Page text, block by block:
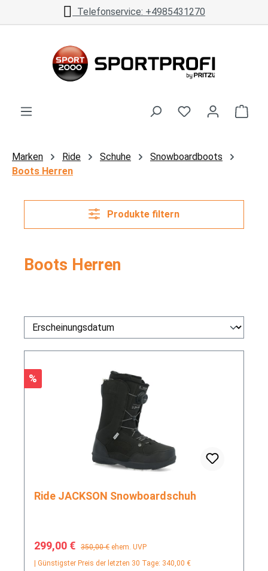
Zum Hauptinhalt springenTelefonservice: +4985431270
Marken Ride Schuhe
Snowboardboots
Boots Herren
Produkte filtern
Boots Herren
Rabatt
%
Ride JACKSON Snowboardschuh
Verkaufspreis:
299,00 € Regulärer Preis:
350,00 € ehem. UVP
| Günstigster Preis der letzten 30 Tage: 340,00 €